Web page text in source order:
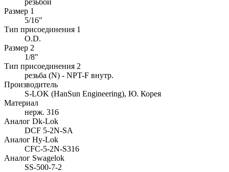
Размер 1
5/16"
Тип присоединения 1
O.D.
Размер 2
1/8"
Тип присоединения 2
резьба (N) - NPT-F внутр.
Производитель
S-LOK (HanSun Engineering), Ю. Корея
Материал
нерж. 316
Аналог Dk-Lok
DCF 5-2N-SA
Аналог Hy-Lok
CFC-5-2N-S316
Аналог Swagelok
SS-500-7-2